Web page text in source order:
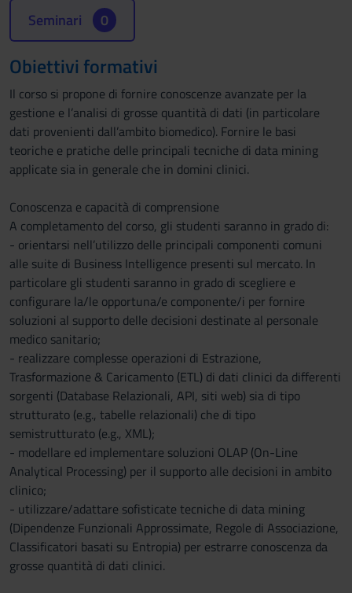
Seminari 0
Obiettivi formativi
Il corso si propone di fornire conoscenze avanzate per la
gestione e l’analisi di grosse quantità di dati (in particolare
dati provenienti dall’ambito biomedico). Fornire le basi
teoriche e pratiche delle principali tecniche di data mining
applicate sia in generale che in domini clinici.
Conoscenza e capacità di comprensione
A completamento del corso, gli studenti saranno in grado di:
- orientarsi nell’utilizzo delle principali componenti comuni
alle suite di Business Intelligence presenti sul mercato. In
particolare gli studenti saranno in grado di scegliere e
configurare la/le opportuna/e componente/i per fornire
soluzioni al supporto delle decisioni destinate al personale
medico sanitario;
- realizzare complesse operazioni di Estrazione,
Trasformazione & Caricamento (ETL) di dati clinici da differenti
sorgenti (Database Relazionali, API, siti web) sia di tipo
strutturato (e.g., tabelle relazionali) che di tipo
semistrutturato (e.g., XML);
- modellare ed implementare soluzioni OLAP (On-Line
Analytical Processing) per il supporto alle decisioni in ambito
clinico;
- utilizzare/adattare sofisticate tecniche di data mining
(Dipendenze Funzionali Approssimate, Regole di Associazione,
Classificatori basati su Entropia) per estrarre conoscenza da
grosse quantità di dati clinici.